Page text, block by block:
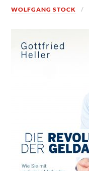
WOLFGANG STOCK